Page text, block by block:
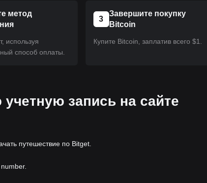
метод
используя
способ оплаты.
3
Завершите покупку
Bitcoin
Купите Bitcoin, заплатив всего $1.
запись на сайте
путешествие по Bitget.